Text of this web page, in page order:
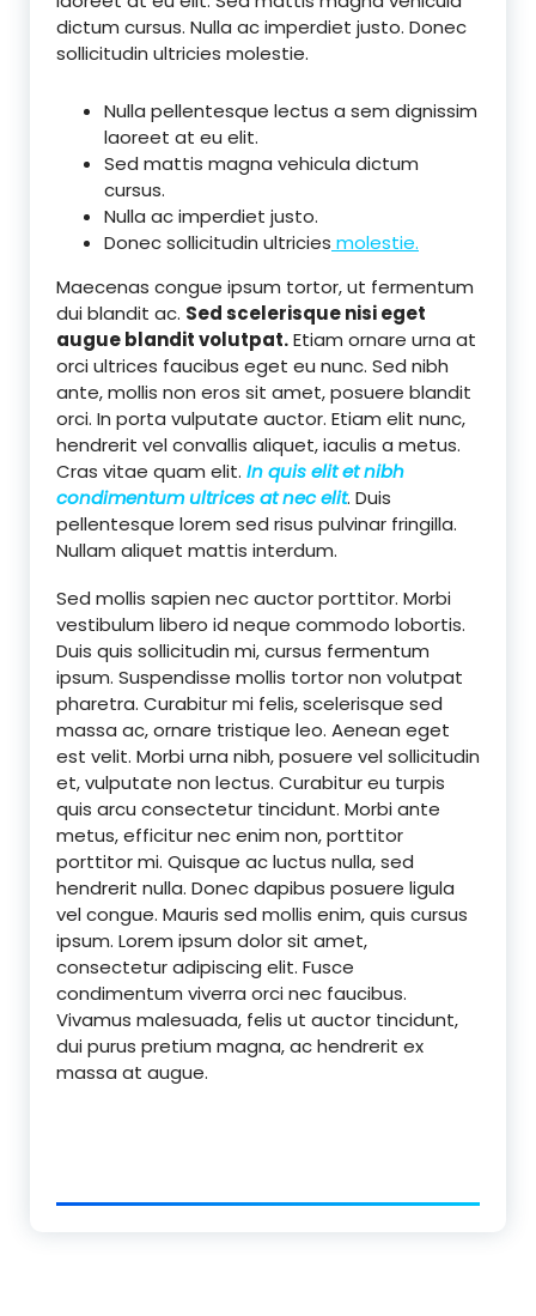
dictum cursus. Nulla ac imperdiet justo. Donec
sollicitudin ultricies molestie.
Nulla pellentesque lectus a sem dignissim
laoreet at eu elit.
Sed mattis magna vehicula dictum
cursus.
Nulla ac imperdiet justo.
Donec sollicitudin ultricies molestie.
Maecenas congue ipsum tortor, ut fermentum
dui blandit ac. Sed scelerisque nisi eget
augue blandit volutpat.Etiam ornare urna at
orci ultrices faucibus eget eu nunc. Sed nibh
ante, mollis non eros sit amet, posuere blandit
orci. In porta vulputate auctor. Etiam elit nunc,
hendrerit vel convallis aliquet, iaculis a metus.
Cras vitae quam elit. In quis elit et nibh
condimentum ultrices at nec elit. Duis
pellentesque lorem sed risus pulvinar fringilla.
Nullam aliquet mattis interdum.
Sed mollis sapien nec auctor porttitor. Morbi
vestibulum libero id neque commodo lobortis.
Duis quis sollicitudin mi, cursus fermentum
ipsum. Suspendisse mollis tortor non volutpat
pharetra. Curabitur mi felis, scelerisque sed
massa ac, ornare tristique leo. Aenean eget
est velit. Morbi urna nibh, posuere vel sollicitudin
et, vulputate non lectus. Curabitur eu turpis
quis arcu consectetur tincidunt. Morbi ante
metus, efficitur nec enim non, porttitor
porttitor mi. Quisque ac luctus nulla, sed
hendrerit nulla. Donec dapibus posuere ligula
vel congue. Mauris sed mollis enim, quis cursus
ipsum. Lorem ipsum dolor sit amet,
consectetur adipiscing elit. Fusce
condimentum viverra orci nec faucibus.
Vivamus malesuada, felis ut auctor tincidunt,
dui purus pretium magna, ac hendrerit ex
massa at augue.